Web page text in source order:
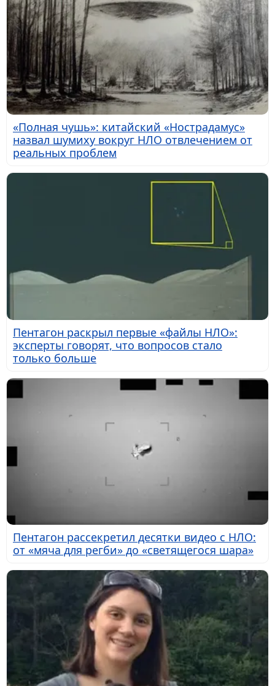
«Полная чушь»: китайский «Нострадамус»
назвал шумиху вокруг НЛО отвлечением от
реальных проблем
Пентагон раскрыл первые «файлы НЛО»:
эксперты говорят, что вопросов стало
только больше
Пентагон рассекретил десятки видео с НЛО:
от «мяча для регби» до «светящегося шара»